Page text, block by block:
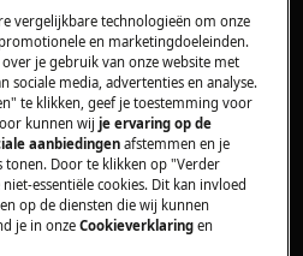
er een metaalachtig
is bij een warmtepomp
veroorzaakt door
de trommel of van de
iedere droger kan een
ook worden door
aan de kleding die
de trommel.
vergelijkbare technologieën om onze
en marketingdoeleinden.
je gebruik van onze website met
sociale media, advertenties en analyse.
te klikken, geef je toestemming voor
kunnen wijje ervaring op de
aanbiedingen afstemmen en je
tonen. Door te klikken op "Verder
essentiële cookies. Dit kan invloed
op de diensten die wij kunnen
je in onzeCookieverklaring en